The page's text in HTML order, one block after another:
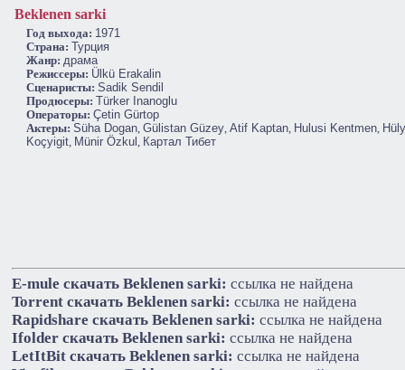
Beklenen sarki
Год выхода: 1971
Cтрана:
Турция
Жанр: драма
Режиссеры: Ülkü Erakalin
Сценаристы: Sadik Sendil
Продюсеры:
Türker Inanoglu
Операторы: Çetin Gürtop
Актеры: Süha Dogan, Gülistan Güzey, Atif Kaptan, Hulusi Kentmen,
Koçyigit, Münir Özkul , Картал Тибет
E-mule cкачать Beklenen sarki: ссылка не найдена
Torrent cкачать Beklenen sarki: ссылка не найдена
Rapidshare cкачать Beklenen sarki: ссылка не найдена
Ifolder cкачать Beklenen sarki: ссылка не найдена
LetItBit cкачать Beklenen sarki: ссылка не найдена